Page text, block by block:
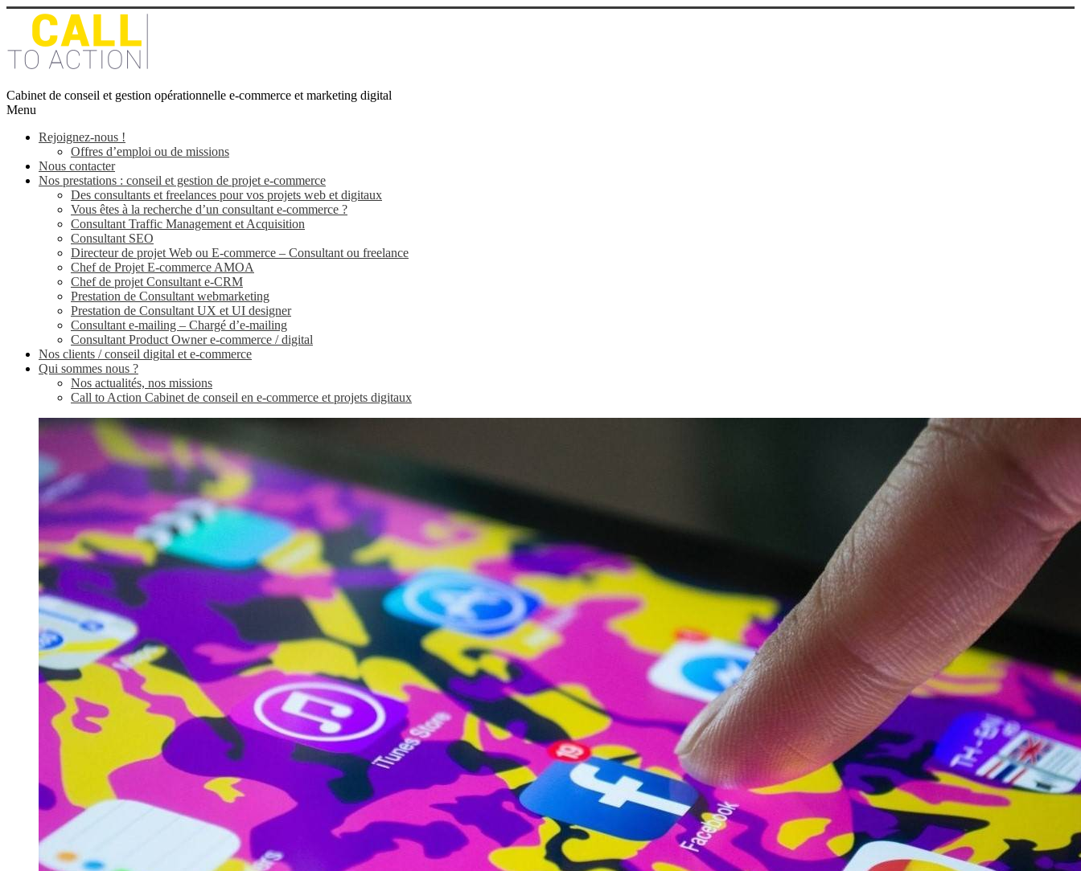
Cabinet de conseil et gestion opérationnelle e-commerce et marketing digital
Menu
Rejoignez-nous !
Offres d’emploi ou de missions
Nous contacter
Nos prestations : conseil et gestion de projet e-commerce
Des consultants et freelances pour vos projets web et digitaux
Vous êtes à la recherche d’un consultant e-commerce ?
Consultant Traffic Management et Acquisition
Consultant SEO
Directeur de projet Web ou E-commerce – Consultant ou freelance
Chef de Projet E-commerce AMOA
Chef de projet Consultant e-CRM
Prestation de Consultant webmarketing
Prestation de Consultant UX et UI designer
Consultant e-mailing – Chargé d’e-mailing
Consultant Product Owner e-commerce / digital
Nos clients / conseil digital et e-commerce
Qui sommes nous ?
Nos actualités, nos missions
Call to Action Cabinet de conseil en e-commerce et projets digitaux